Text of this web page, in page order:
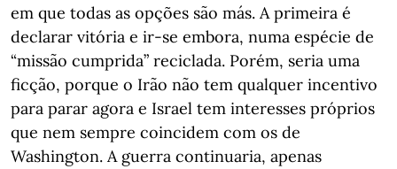
em que todas as opções são más. A primeira é
declarar vitória e ir-se embora, numa espécie de
“missão cumprida” reciclada. Porém, seria uma
ficção, porque o Irão não tem qualquer incentivo
para parar agora e Israel tem interesses próprios
que nem sempre coincidem com os de
Washington. A guerra continuaria, apenas